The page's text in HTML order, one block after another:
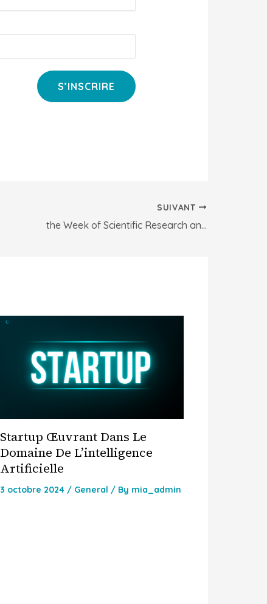
SUIVANT
the Week of Scientific Research and Artificial Intelligence – AI4INNOVATION 2024
Startup Œuvrant Dans Le
Domaine De L’intelligence
Artificielle
3 octobre 2024 / General / By mia_admin